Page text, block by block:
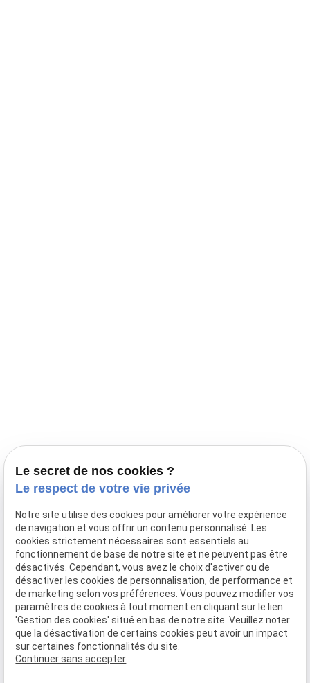
03 28 68 82 00
06 80 84 45 90
Adresse
10, chemin de Cassel
59470 BOLLEZEELE
Horaires
09:00 - 17:00
Lundi - Samedi
Le secret de nos cookies ?
Le respect de votre vie privée
Notre site utilise des cookies pour améliorer votre expérience
de navigation et vous offrir un contenu personnalisé. Les
cookies strictement nécessaires sont essentiels au
fonctionnement de base de notre site et ne peuvent pas être
désactivés. Cependant, vous avez le choix d'activer ou de
désactiver les cookies de personnalisation, de performance et
de marketing selon vos préférences. Vous pouvez modifier vos
paramètres de cookies à tout moment en cliquant sur le lien
'Gestion des cookies' situé en bas de notre site. Veuillez noter
que la désactivation de certains cookies peut avoir un impact
sur certaines fonctionnalités du site.
Continuer sans accepter